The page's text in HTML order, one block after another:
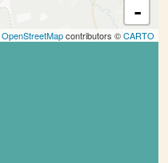
-
OpenStreetMapcontributors ©CARTO